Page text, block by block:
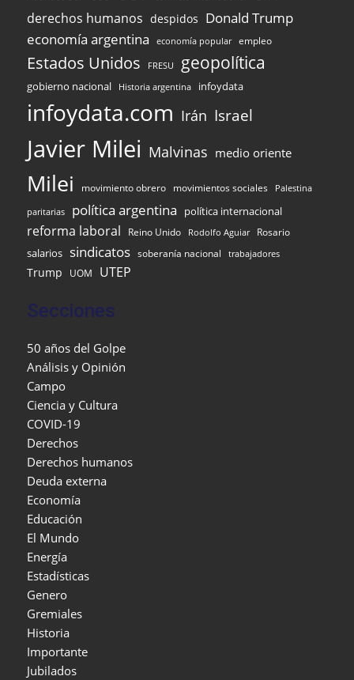
derechos humanos despidos Donald Trump
economía argentina
economía popular empleo
Estados Unidos FRESU geopolítica
gobierno nacional Historia argentina infoydata
infoydata.com Irán Israel
Javier Milei Malvinas medio oriente
Milei movimiento obrero movimientos sociales Palestina
paritarias política argentina política internacional
reforma laboral Reino Unido Rodolfo Aguiar Rosario
salarios sindicatos soberanía nacional trabajadores
Trump UOM UTEP
Secciones
50 años del Golpe
Análisis y Opinión
Campo
Ciencia y Cultura
COVID-19
Derechos
Derechos humanos
Deuda externa
Economía
Educación
El Mundo
Energía
Estadísticas
Genero
Gremiales
Historia
Importante
Jubilados